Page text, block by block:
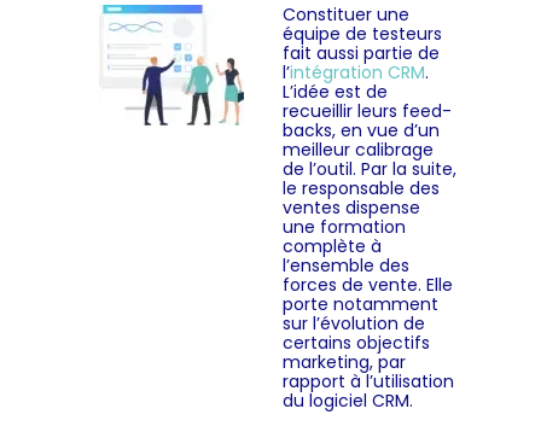
Constituer une
équipe de testeurs
fait aussi partie de
l’intégration CRM.
L’idée est de
recueillir leurs feed-
backs, en vue d’un
meilleur calibrage
de l’outil. Par la suite,
le responsable des
ventes dispense
une formation
complète à
l’ensemble des
forces de vente. Elle
porte notamment
sur l’évolution de
certains objectifs
marketing, par
rapport à l’utilisation
du logiciel CRM.